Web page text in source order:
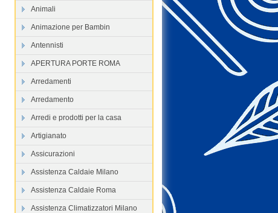
Animali
Animazione per Bambin
Antennisti
APERTURA PORTE ROMA
Arredamenti
Arredamento
Arredi e prodotti per la casa
Artigianato
Assicurazioni
Assistenza Caldaie Milano
Assistenza Caldaie Roma
Assistenza Climatizzatori Milano